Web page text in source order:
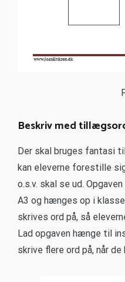
Beskriv med
Der skal bruges fantasi
kan eleverne forestille
o.s.v. skal se ud.
A3 og hænges op i
skrives ord på, så
Lad opgaven hænge til
skrive flere ord på, når